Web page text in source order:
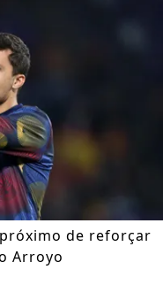
de reforçar
Arroyo